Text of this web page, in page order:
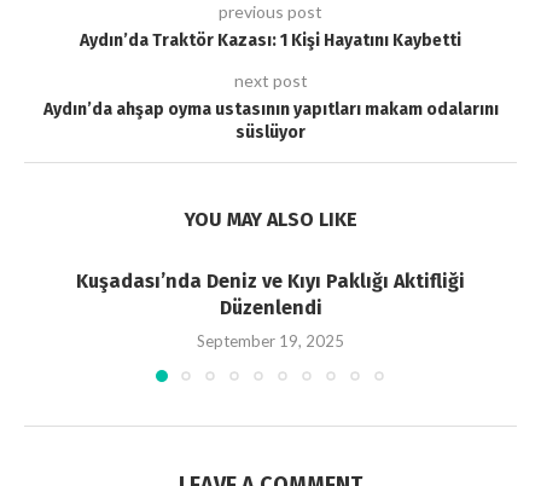
previous post
Aydın’da Traktör Kazası: 1 Kişi Hayatını Kaybetti
next post
Aydın’da ahşap oyma ustasının yapıtları makam odalarını
süslüyor
YOU MAY ALSO LIKE
Kuşadası’nda Deniz ve Kıyı Paklığı Aktifliği
Düzenlendi
September 19, 2025